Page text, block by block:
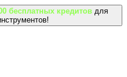
бесплатных кредитов для